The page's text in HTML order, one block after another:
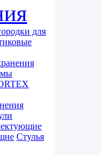
для
Стулья